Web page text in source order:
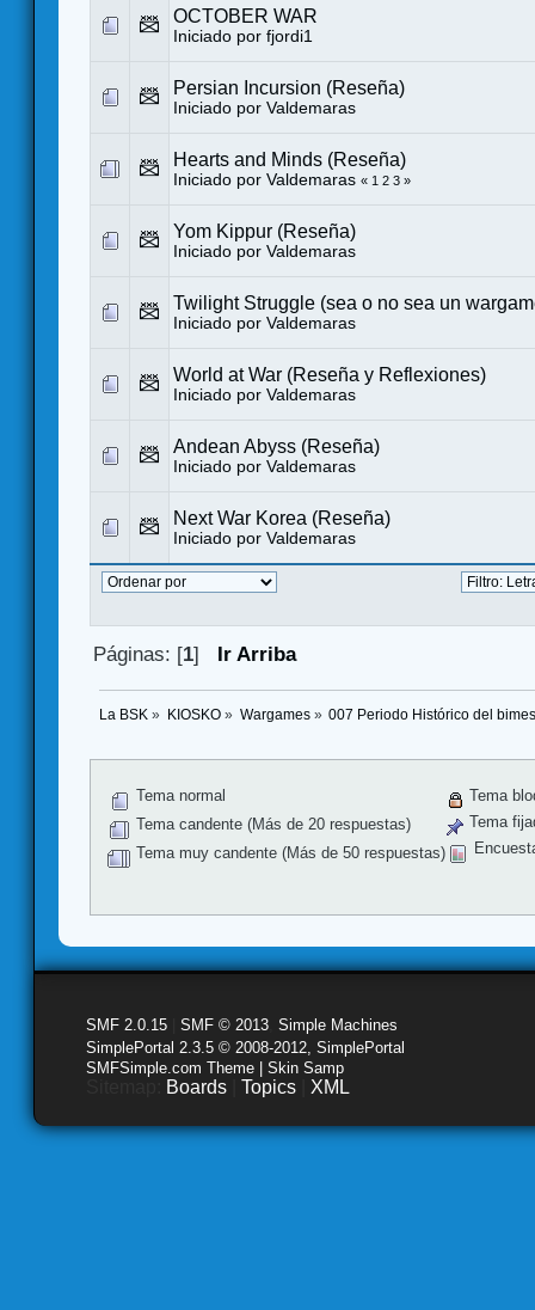
OCTOBER WAR
Iniciado por fjordi1
Persian Incursion (Reseña)
Iniciado por Valdemaras
Hearts and Minds (Reseña)
Iniciado por Valdemaras « 1 2 3 »
Yom Kippur (Reseña)
Iniciado por Valdemaras
Twilight Struggle (sea o no sea un
Iniciado por Valdemaras
World at War (Reseña y Reflexiones)
Iniciado por Valdemaras
Andean Abyss (Reseña)
Iniciado por Valdemaras
Next War Korea (Reseña)
Iniciado por Valdemaras
Páginas: [1] Ir Arriba
La BSK » KIOSKO» Wargames» 007 Periodo Histórico del
Tema normal
Tema candente (Más de 20 respuestas)
Tema muy candente (Más de 50 respuestas)
Tema
Tema
SMF 2.0.15 SMF © 2013 Simple Machines
SimplePortal 2.3.5 © 2008-2012, SimplePortal
SMFSimple.com Theme | Skin Samp
Boards Topics XML